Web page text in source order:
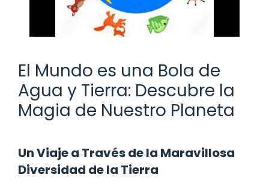
El Mundo es una Bola de
Agua y Tierra: Descubre la
Magia de Nuestro Planeta
Un Viaje a Través de la Maravillosa
Diversidad de la Tierra